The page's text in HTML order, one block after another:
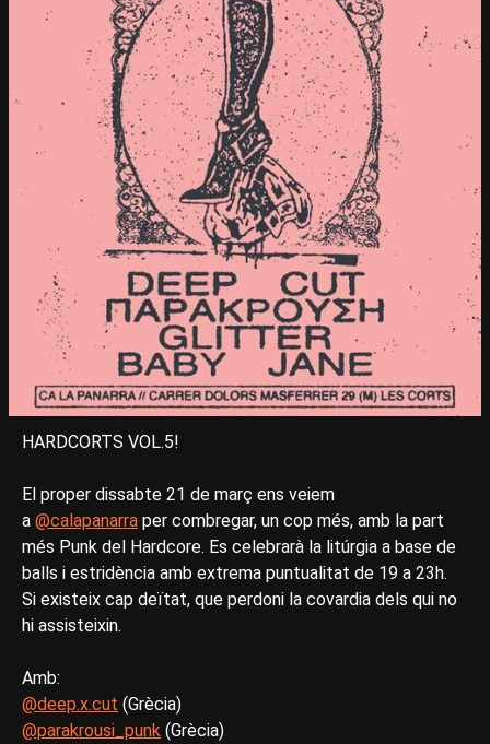
HARDCORTS VOL.5!
El proper dissabte 21 de març ens veiem
a @calapanarra per combregar, un cop més, amb la part
més Punk del Hardcore. Es celebrarà la litúrgia a base de
balls i estridència amb extrema puntualitat de 19 a 23h.
Si existeix cap deïtat, que perdoni la covardia dels qui no
hi assisteixin.
Amb:
@deep.x.cut (Grècia)
@parakrousi_punk (Grècia)